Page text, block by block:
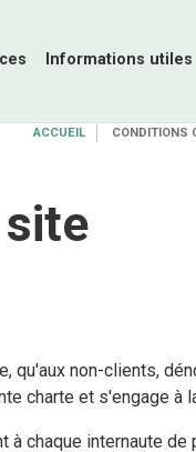
Informations utiles
ACCUEIL CONDITIONS
qu'aux non-clients,
charte et s'engage à
chaque internaute